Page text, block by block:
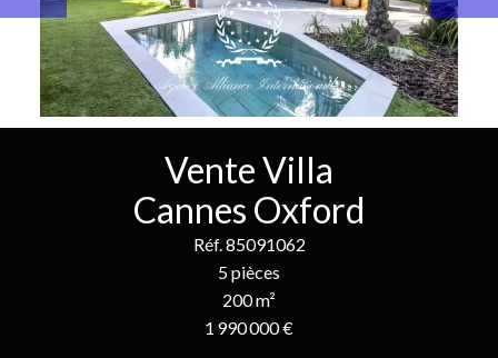
Vente Villa
Cannes Oxford
Réf. 85091062
5 pièces
200 m²
1 990 000 €